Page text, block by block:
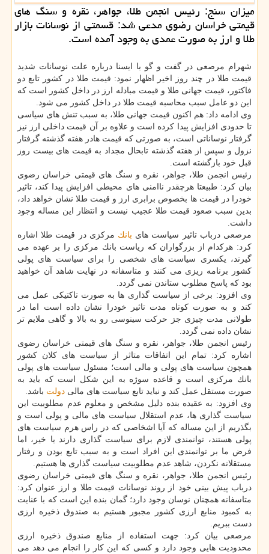
میزان سنج: رئیس انجمن طلا، جواهر، نقره و سنگ های
قیمتی خراسان رضوی مدعی شد: قسمتی از نوسانات بازار
طلا و ارز به صورت عمدی به وجود آمده است.
شهرام مرصعی در گفت و گو با ایسنا درباره علت نوسانات شدید
قیمت طلا در چند روز اخیر اظهار نمود: قیمت طلا در كشور تابع دو
فاكتور، قیمت جهانی طلا و قیمت مبادله ارز در داخل كشور است كه
این دو عامل سبب محاسبه قیمت طلا در داخل كشور می شود.
وی ادامه داد: هم اكنون قیمت جهانی طلا، به سبب تنش های سیاسی
تا حدودی افزایش پیدا كرده است و علاوه بر آن قیمت داخلی ارز نیز
گرفتار نوساناتی است، به صورتی كه قیمت هادر هفته گذشته گرفتار
نزول و سپس از هفته گذشته تابحال مجداد به قیمت های بیست روز
قبل خود بازگشته است.
رئیس انجمن طلا، جواهر، نقره و سنگ های قیمتی خراسان رضوی
بیان كرد: طبیعتا هرچقدر ناامنی های محیطی افزایش پیدا كند، تاثیر
خودرا در قیمت ها بخصوص برابری ارز و قیمت طلا نشان خواهد داد،
بدین سبب صعود قیمت طلا عجیب نیست و انتظار این مساله وجود
داشت.
مرصعی درباب تاثیر سیاست های بانك مركزی در قیمت طلا اشاره
كرد: هركدام از بزرگواران كه ریاست بانك مركزی را بر عهده می
گیرند، یكسری سیاست های شخصی را برای سیاست های پولی
كشور برنامه ریزی می كنند و متاسفانه در نهایت شاهد آن خواهید
بود كه پاسخ مطلوب ستاندن نمی گردد.
وی افزود: برخی از سیاست گذاری ها به صورت تاكتیكی عمل می
كند و به صورت كوتاه مدت تاثیر خودرا نشان داده است اما در
طولانی مدت چیزی جز حركت سینوسی رو به بالا و گاهی ملایم تر
نشان داده نمی گردد.
رئیس انجمن طلا، جواهر، نقره و سنگ های قیمتی خراسان رضوی
اشاره كرد: تمام این اتفاقات متاثر از سیاست های كلان كشور
همچون سیاست های پولی و مالی است؛ مسئول سیاست های پولی
بانك مركزی است و قاعده سوژه به این شكل است كه باید به
صورت مستقل عمل كند و نباید تابع سیاست های مالی دولت باشد.
وی افزود: به عقیده بنده دلیل مشخص و معلوم عدم مطلوبیت این
سیاست گذاری ها، عدم استقلال سیاست های مالی و پولی است و
بگذریم از این مساله كه آیا اشخاصی كه در راس هرم سیاست های
پولی هستند، توانمندی لازم برای سیاست گذاری دارند یا خیر، اما
فرض ما بر توانمندی این افراد است و به سبب تابع بودن و رفتار
مستقلانه نكردن، شاهد عدم مطلوبیت سیاست گذاری ها هستیم.
رئیس انجمن طلا، جواهر، نقره و سنگ های قیمتی خراسان رضوی
درباب پیش بینی خود از روند نوسانات قیمت طلا و ارز عنوان كرد:
متاسفانه همچنان نوسان وجود دارد؛ گمان بنده این است كه با عنایت
به كمبود منابع ارزی كشور مجبور هستیم به صندوق ذخیره ارزی
دست ببریم.
مرصعی بیان كرد: جهت استفاده از منابع صندوق ذخیره ارزی
محدودیت هایی وجود دارد و كسی كه این كار را انجام می دهد می